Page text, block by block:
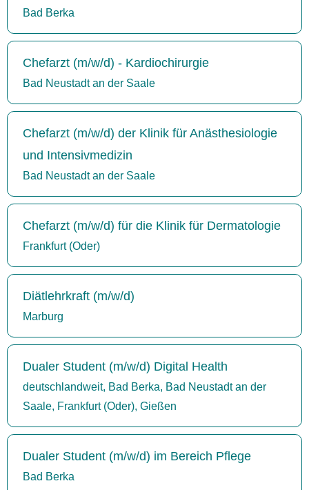
Bad Berka
Chefarzt (m/w/d) - Kardiochirurgie
Bad Neustadt an der Saale
Chefarzt (m/w/d) der Klinik für Anästhesiologie
und Intensivmedizin
Bad Neustadt an der Saale
Chefarzt (m/w/d) für die Klinik für Dermatologie
Frankfurt (Oder)
Diätlehrkraft (m/w/d)
Marburg
Dualer Student (m/w/d) Digital Health
deutschlandweit, Bad Berka, Bad Neustadt an der
Saale, Frankfurt (Oder), Gießen
Dualer Student (m/w/d) im Bereich Pflege
Bad Berka